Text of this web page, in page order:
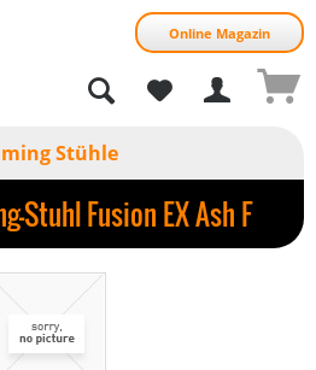
Online Magazin
Stühle
Stuhl Fusion EX Ash F